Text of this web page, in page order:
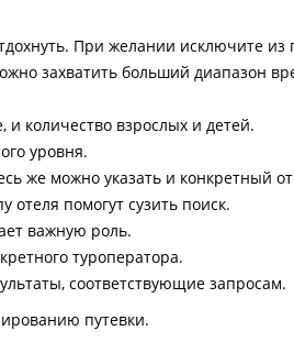
При желании исключите
захватить больший диапазон
количество взрослых и детей.
уровня.
же можно указать и конкретный
помогут сузить поиск.
важную роль.
туроператора.
соответствующие запросам.
путевки.